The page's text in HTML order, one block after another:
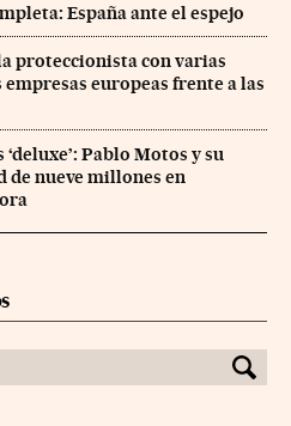
España ante el espejo
proteccionista con varias
europeas frente a las
Pablo Motos y su
de nueve millones en